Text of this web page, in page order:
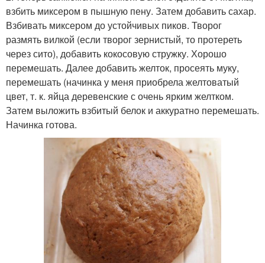
взбить миксером в пышную пену. Затем добавить сахар.
Взбивать миксером до устойчивых пиков. Творог
размять вилкой (если творог зернистый, то протереть
через сито), добавить кокосовую стружку. Хорошо
перемешать. Далее добавить желток, просеять муку,
перемешать (начинка у меня приобрела желтоватый
цвет, т. к. яйца деревенские с очень ярким желтком.
Затем выложить взбитый белок и аккуратно перемешать.
Начинка готова.